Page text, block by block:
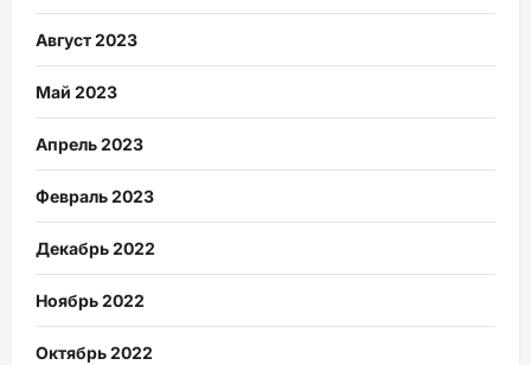
Август 2023
Май 2023
Апрель 2023
Февраль 2023
Декабрь 2022
Ноябрь 2022
Октябрь 2022